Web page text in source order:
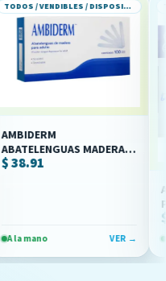
TODOS / VENDIBLES / DISPOSITIVO MEDICO
MADERA
C/100 (IVA)
mano VER →
1/2
$
A la